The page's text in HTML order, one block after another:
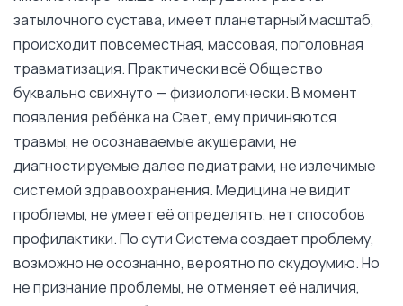
затылочного сустава, имеет планетарный масштаб,
происходит повсеместная, массовая, поголовная
травматизация. Практически всё Общество
буквально свихнуто — физиологически. В момент
появления ребёнка на Свет, ему причиняются
травмы, не осознаваемые акушерами, не
диагностируемые далее педиатрами, не излечимые
системой здравоохранения. Медицина не видит
проблемы, не умеет её определять, нет способов
профилактики. По сути Система создает проблему,
возможно не осознанно, вероятно по скудоумию. Но
не признание проблемы, не отменяет её наличия,